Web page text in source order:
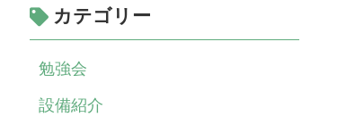
カテゴリー
勉強会
設備紹介